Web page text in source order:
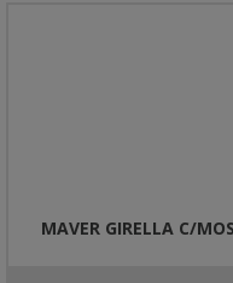
MAVER GIRELLA C/